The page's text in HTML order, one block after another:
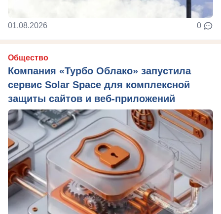
01.08.2026 0
Общество
Компания «Турбо Облако» запустила
сервис Solar Space для комплексной
защиты сайтов и веб-приложений